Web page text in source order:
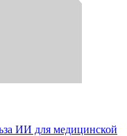
ИИ для медицинской